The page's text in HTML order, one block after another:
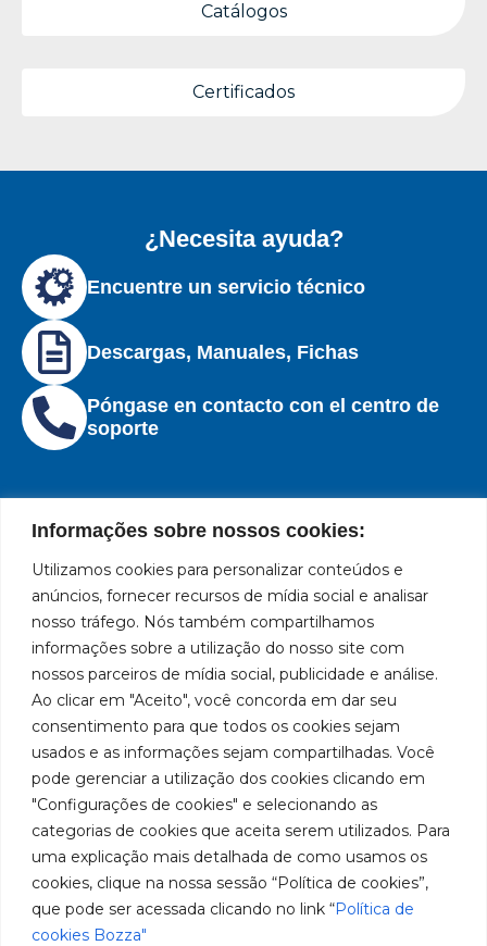
Informações sobre nossos cookies:
Utilizamos cookies para personalizar conteúdos e
anúncios, fornecer recursos de mídia social e analisar
nosso tráfego. Nós também compartilhamos
informações sobre a utilização do nosso site com
nossos parceiros de mídia social, publicidade e análise.
Ao clicar em "Aceito", você concorda em dar seu
consentimento para que todos os cookies sejam
usados e as informações sejam compartilhadas. Você
pode gerenciar a utilização dos cookies clicando em
"Configurações de cookies" e selecionando as
categorias de cookies que aceita serem utilizados. Para
uma explicação mais detalhada de como usamos os
cookies, clique na nossa sessão “Política de cookies”,
que pode ser acessada clicando no link “Política de
cookies Bozza"
Catálogos
Certificados
¿Necesita ayuda?
Encuentre un servicio técnico
Descargas, Manuales, Fichas
Póngase en contacto con el centro de
soporte
Marca
líder
en
fabricación
de
equipos
para
lubricación
abastecimiento
de
América
del
Sur.
Políticas
de
privacidad
Políticas
de
cookies
Institucional
Institucional
Centros de
Servicio
Autorizados
Bozza
Sea un
Representante
Trabaje con
Nosotros
Ubicación
Rua
931 – Anexo
Anita
Franchini,
50/96
Bairro: Santa
Terezinha
São Bernardo
SP
CEP: 09780-
001
Hable
con
Redes
sociales
LinkedIn
Instagram